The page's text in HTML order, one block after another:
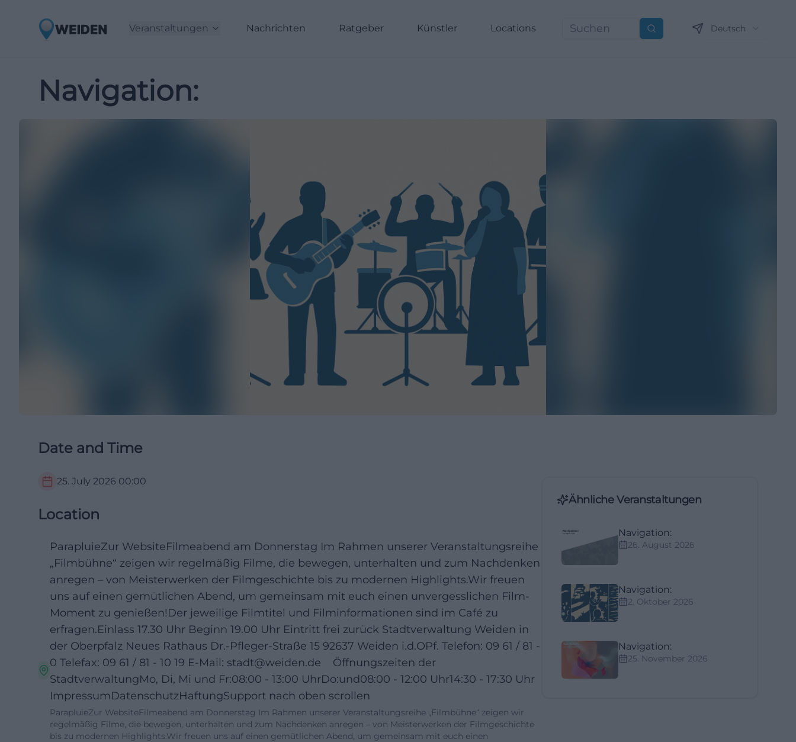
Veranstaltungen Nachrichten Ratgeber Künstler Locations Suchen Deutsch
Navigation:
Date and Time
25. July 2026 00:00
Location
ParapluieZur WebsiteFilmeabend am Donnerstag Im Rahmen unserer Veranstaltungsreihe
„Filmbühne“ zeigen wir regelmäßig Filme, die bewegen, unterhalten und zum Nachdenken
anregen – von Meisterwerken der Filmgeschichte bis zu modernen Highlights.Wir freuen
uns auf einen gemütlichen Abend, um gemeinsam mit euch einen unvergesslichen Film-
Moment zu genießen!Der jeweilige Filmtitel und Filminformationen sind im Café zu
erfragen.Einlass 17.30 Uhr Beginn 19.00 Uhr Eintritt frei zurück Stadtverwaltung Weiden in
der Oberpfalz Neues Rathaus Dr.-Pfleger-Straße 15 92637 Weiden i.d.OPf. Telefon: 09 61 / 81 -
0 Telefax: 09 61 / 81 - 10 19 E-Mail: stadt@weiden.de Öffnungszeiten der
StadtverwaltungMo, Di, Mi und Fr:08:00 - 13:00 UhrDo:und08:00 - 12:00 Uhr14:30 - 17:30 Uhr
ImpressumDatenschutzHaftungSupport nach oben scrollen
ParapluieZur WebsiteFilmeabend am Donnerstag Im Rahmen unserer Veranstaltungsreihe „Filmbühne“ zeigen wir
regelmäßig Filme, die bewegen, unterhalten und zum Nachdenken anregen – von Meisterwerken der Filmgeschichte
bis zu modernen Highlights.Wir freuen uns auf einen gemütlichen Abend, um gemeinsam mit euch einen
Ähnliche Veranstaltungen
Navigation:
26. August 2026
Navigation:
2. Oktober 2026
Navigation:
25. November 2026